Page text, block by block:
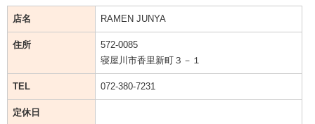
店名 RAMEN JUNYA
住所
572-0085
寝屋川市香里新町３－１
TEL 072-380-7231
定休日